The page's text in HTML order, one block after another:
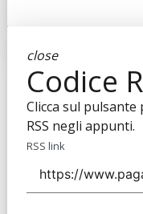
close
Codice
Clicca sul
RSS negli appunti.
RSS link